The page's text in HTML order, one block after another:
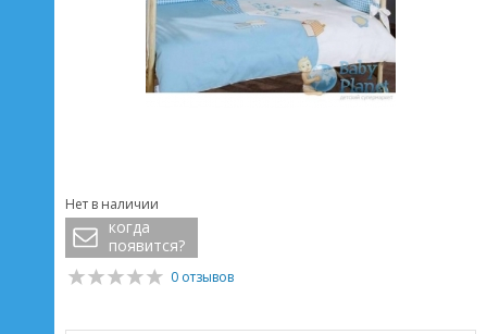
Нет в наличии
когда
появится?
0 отзывов